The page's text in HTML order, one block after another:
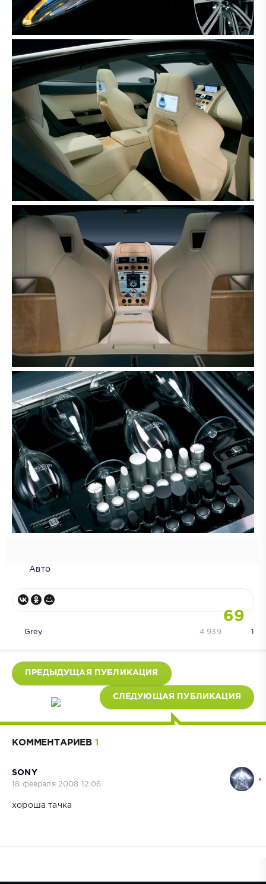
Авто
69
Grey 1
4 939
ПРЕДЫДУЩАЯ ПУБЛИКАЦИЯ
СЛЕДУЮЩАЯ ПУБЛИКАЦИЯ
КОММЕНТАРИЕВ 1
SONY
18 февраля 2008 12:06
хороша тачка